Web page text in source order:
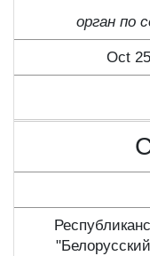
орган по
Oct